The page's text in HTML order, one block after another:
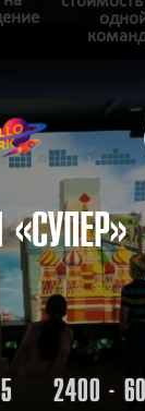
| КВЕСТ ПРОЙДЕН
2400 -